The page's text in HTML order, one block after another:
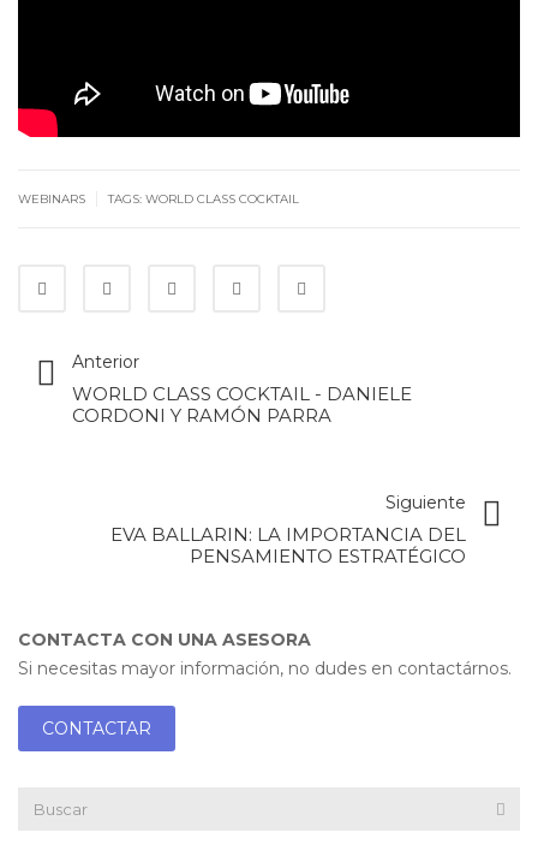
WEBINARS TAGS: WORLD CLASS COCKTAIL
Anterior
WORLD CLASS COCKTAIL - DANIELE
CORDONI Y RAMÓN PARRA
Siguiente
EVA BALLARIN: LA IMPORTANCIA DEL
PENSAMIENTO ESTRATÉGICO
CONTACTA CON UNA ASESORA
Si necesitas mayor información, no dudes en contactárnos.
CONTACTAR